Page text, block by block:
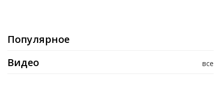
Популярное
все
Видео